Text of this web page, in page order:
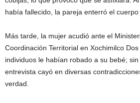
había fallecido, la pareja enterró el
Más tarde, la mujer acudió ante el
Coordinación Territorial en Xochimilco
individuos le habían robado a su bebé;
entrevista cayó en diversas
verdad.